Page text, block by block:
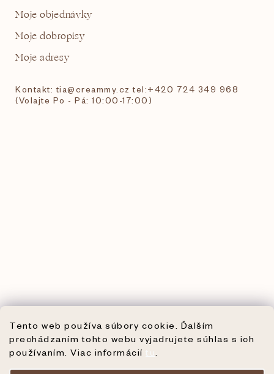
Tento web používa súbory cookie. Ďalším
prechádzaním tohto webu vyjadrujete súhlas s ich
používaním. Viac informácií
Moje objednávky
Moje dobropisy
Moje adresy
Kontakt: tia@creammy.cz tel:+420 724 349 968
(Volajte Po - Pá: 10:00-17:00)